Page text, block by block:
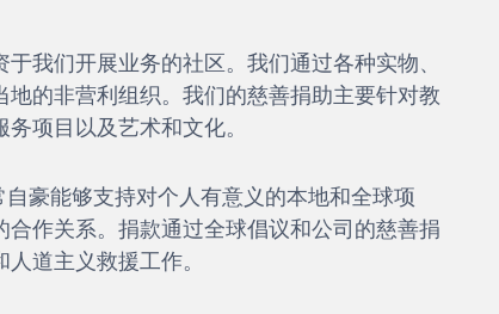
我们开展业务的社区。我们通过各种实物、
的非营利组织。我们的慈善捐助主要针对教
项目以及艺术和文化。
豪能够支持对个人有意义的本地和全球项
合作关系。捐款通过全球倡议和公司的慈善捐
道主义救援工作。